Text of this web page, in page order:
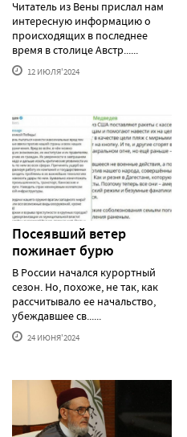
Читатель из Вены прислал нам
интересную информацию о
происходящих в последнее
время в столице Австр......
12 ИЮЛЯ'2024
Посеявший ветер
пожинает бурю
В России начался курортный
сезон. Но, похоже, не так, как
рассчитывало ее начальство,
убеждавшее св......
24 ИЮНЯ'2024